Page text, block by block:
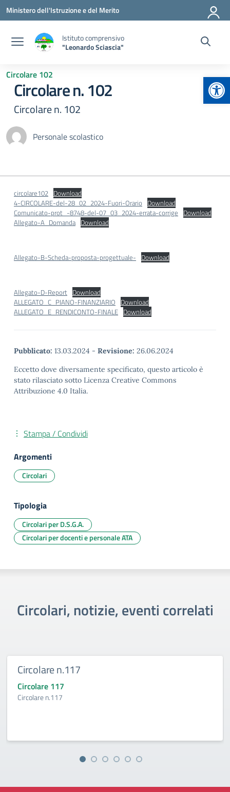
Vai ai contenuti
Vai al menu di navigazione
Vai al footer
Ministero dell'Istruzione e del Merito
Istituto comprensivo
"Leonardo Sciascia"
Circolare 102
Circolare n. 102
Circolare n. 102
Personale scolastico
circolare102 Download
4-CIRCOLARE-del-28_02_2024-Fuori-Orario Download
Comunicato-prot_-8748-del-07_03_2024-errata-corrige Download
Allegato-A_Domanda Download
Allegato-B-Scheda-proposta-progettuale- Download
Allegato-D-Report Download
ALLEGATO_C_PIANO-FINANZIARIO Download
ALLEGATO_E_RENDICONTO-FINALE Download
Pubblicato: 13.03.2024 - Revisione: 26.06.2024
Eccetto dove diversamente specificato, questo articolo è
stato rilasciato sotto Licenza Creative Commons
Attribuzione 4.0 Italia.
Stampa / Condividi
Argomenti
Circolari
Tipologia
Circolari per D.S.G.A.
Circolari per docenti e personale ATA
Circolari, notizie, eventi correlati
Circolare n.117
Circolare 117
Circolare n.117